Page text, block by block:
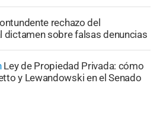
rechazo del
dictamen sobre falsas denuncias
Ley de Propiedad Privada: cómo
y Lewandowski en el Senado